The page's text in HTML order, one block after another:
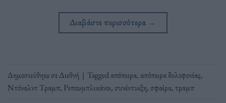
Διαβάστε περισσότερα →
Δημοσιεύθηκε σεΔιεθνή | Taggedαπόπειρα,απόπειρα δολοφονίας,
Ντόναλντ Τραμπ, Ρεπουμπλικάνοι,συνέντυεξη,σφαίρα,τραμπ